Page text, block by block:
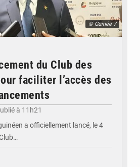
© Guinée 7
du Club des
faciliter l’accès des
à 11h21
a officiellement lancé, le 4